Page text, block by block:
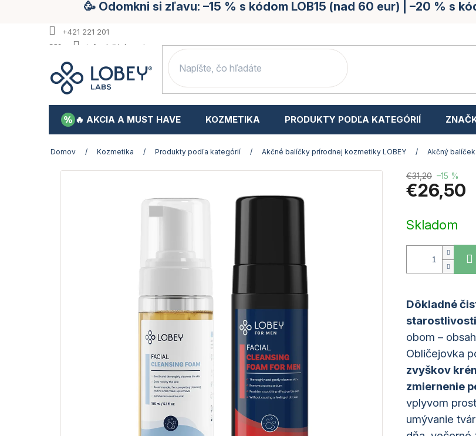
🥳 Odomkni si zľavu: –15 % s kódom LOB15 (nad 60 eur) | –20 % s
+421 221 201
391
info.sk@lobey.store
🔥 AKCIA A MUST HAVE KOZMETIKA PRODUKTY PODĽA KATEGÓRIÍ
Domov / Kozmetika / Produkty podľa kategórií / Akčné balíčky prírodnej kozmetiky LOBEY / Akčný
€31,20 –15 %
€26,50
cena:
Skladom
Dôkladné
obom –
Obličejovka
zvyškov
zmiernenie
vplyvom
umývanie